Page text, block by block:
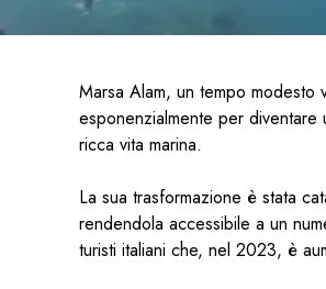
Marsa Alam, un tempo
esponenzialmente per
ricca vita marina.
La sua trasformazione è stata
rendendola accessibile a un
turisti italiani che, nel 2023, è